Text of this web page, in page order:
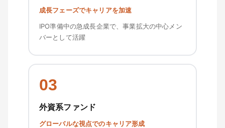
成長フェーズでキャリアを加速
IPO準備中の急成長企業で、事業拡大の中心メン
バーとして活躍
03
外資系ファンド
グローバルな視点でのキャリア形成